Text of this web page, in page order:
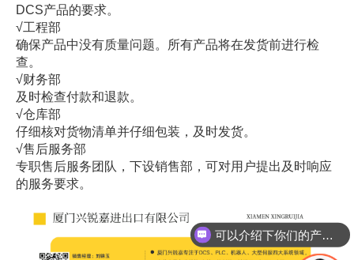
DCS产品的要求。
√工程部
确保产品中没有质量问题。所有产品将在发货前进行检
查。
√财务部
及时检查付款和退款。
√仓库部
仔细核对货物清单并仔细包装，及时发货。
√售后服务部
专职售后服务团队，下设销售部，可对用户提出及时响应
的服务要求。
你们是怎么收费的呢